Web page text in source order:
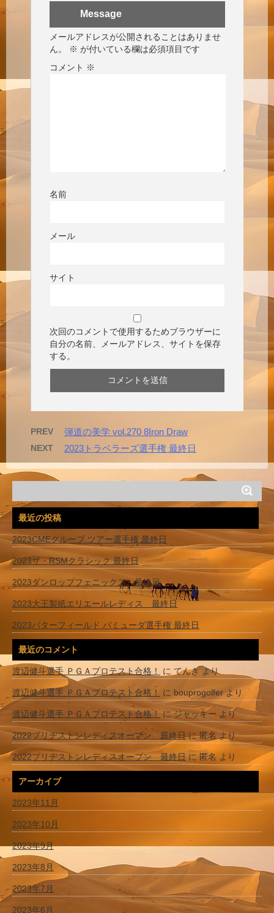
Message
メールアドレスが公開されることはありませ
ん。
※ が付いている欄は必須項目です
コメント ※
名前
メール
サイト
次回のコメントで使用するためブラウザーに
自分の名前、メールアドレス、サイトを保存
する。
PREV 弾道の美学 vol.270 8Iron Draw
NEXT 2023トラベラーズ選手権 最終日
最近の投稿
2023CMEグループ ツアー選手権 最終日
2023ザ・RSMクラシック 最終日
2023ダンロップフェニックス 最終日
2023大王製紙エリエールレディス 最終日
2023バターフィールド バミューダ選手権 最終日
最近のコメント
渡辺健斗選手 ＰＧＡプロテスト合格！ に てんきより
渡辺健斗選手 ＰＧＡプロテスト合格！ に bouprogolferより
渡辺健斗選手 ＰＧＡプロテスト合格！ にジャッキー より
2022ブリヂストンレディスオープン 最終日に匿名より
2022ブリヂストンレディスオープン 最終日に 匿名 より
アーカイブ
2023年11月
2023年10月
2023年9月
2023年8月
2023年7月
2023年6月